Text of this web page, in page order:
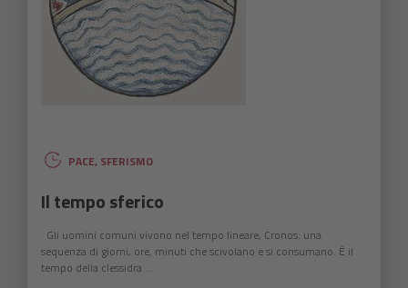
PACE, SFERISMO
Il tempo sferico
Gli uomini comuni vivono nel tempo lineare, Cronos: una
sequenza di giorni, ore, minuti che scivolano e si consumano. È il
tempo della clessidra ...